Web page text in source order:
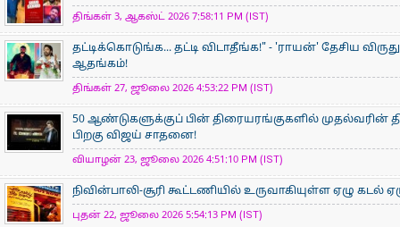
திங்கள் 3, ஆகஸ்ட் 2026 7:58:11 PM (IST)
தட்டிக்கொடுங்க... தட்டி விடாதீங்க!" - 'ராயன்' தேசிய
ஆதங்கம்!
திங்கள் 27, ஜூலை 2026 4:53:22 PM (IST)
50 ஆண்டுகளுக்குப் பின் திரையரங்குகளில் முதல்வரின்
பிறகு விஜய் சாதனை!
வியாழன் 23, ஜூலை 2026 4:51:10 PM (IST)
நிவின்பாலி-சூரி கூட்டணியில் உருவாகியுள்ள ஏழு கடல்
புதன் 22, ஜூலை 2026 5:54:13 PM (IST)